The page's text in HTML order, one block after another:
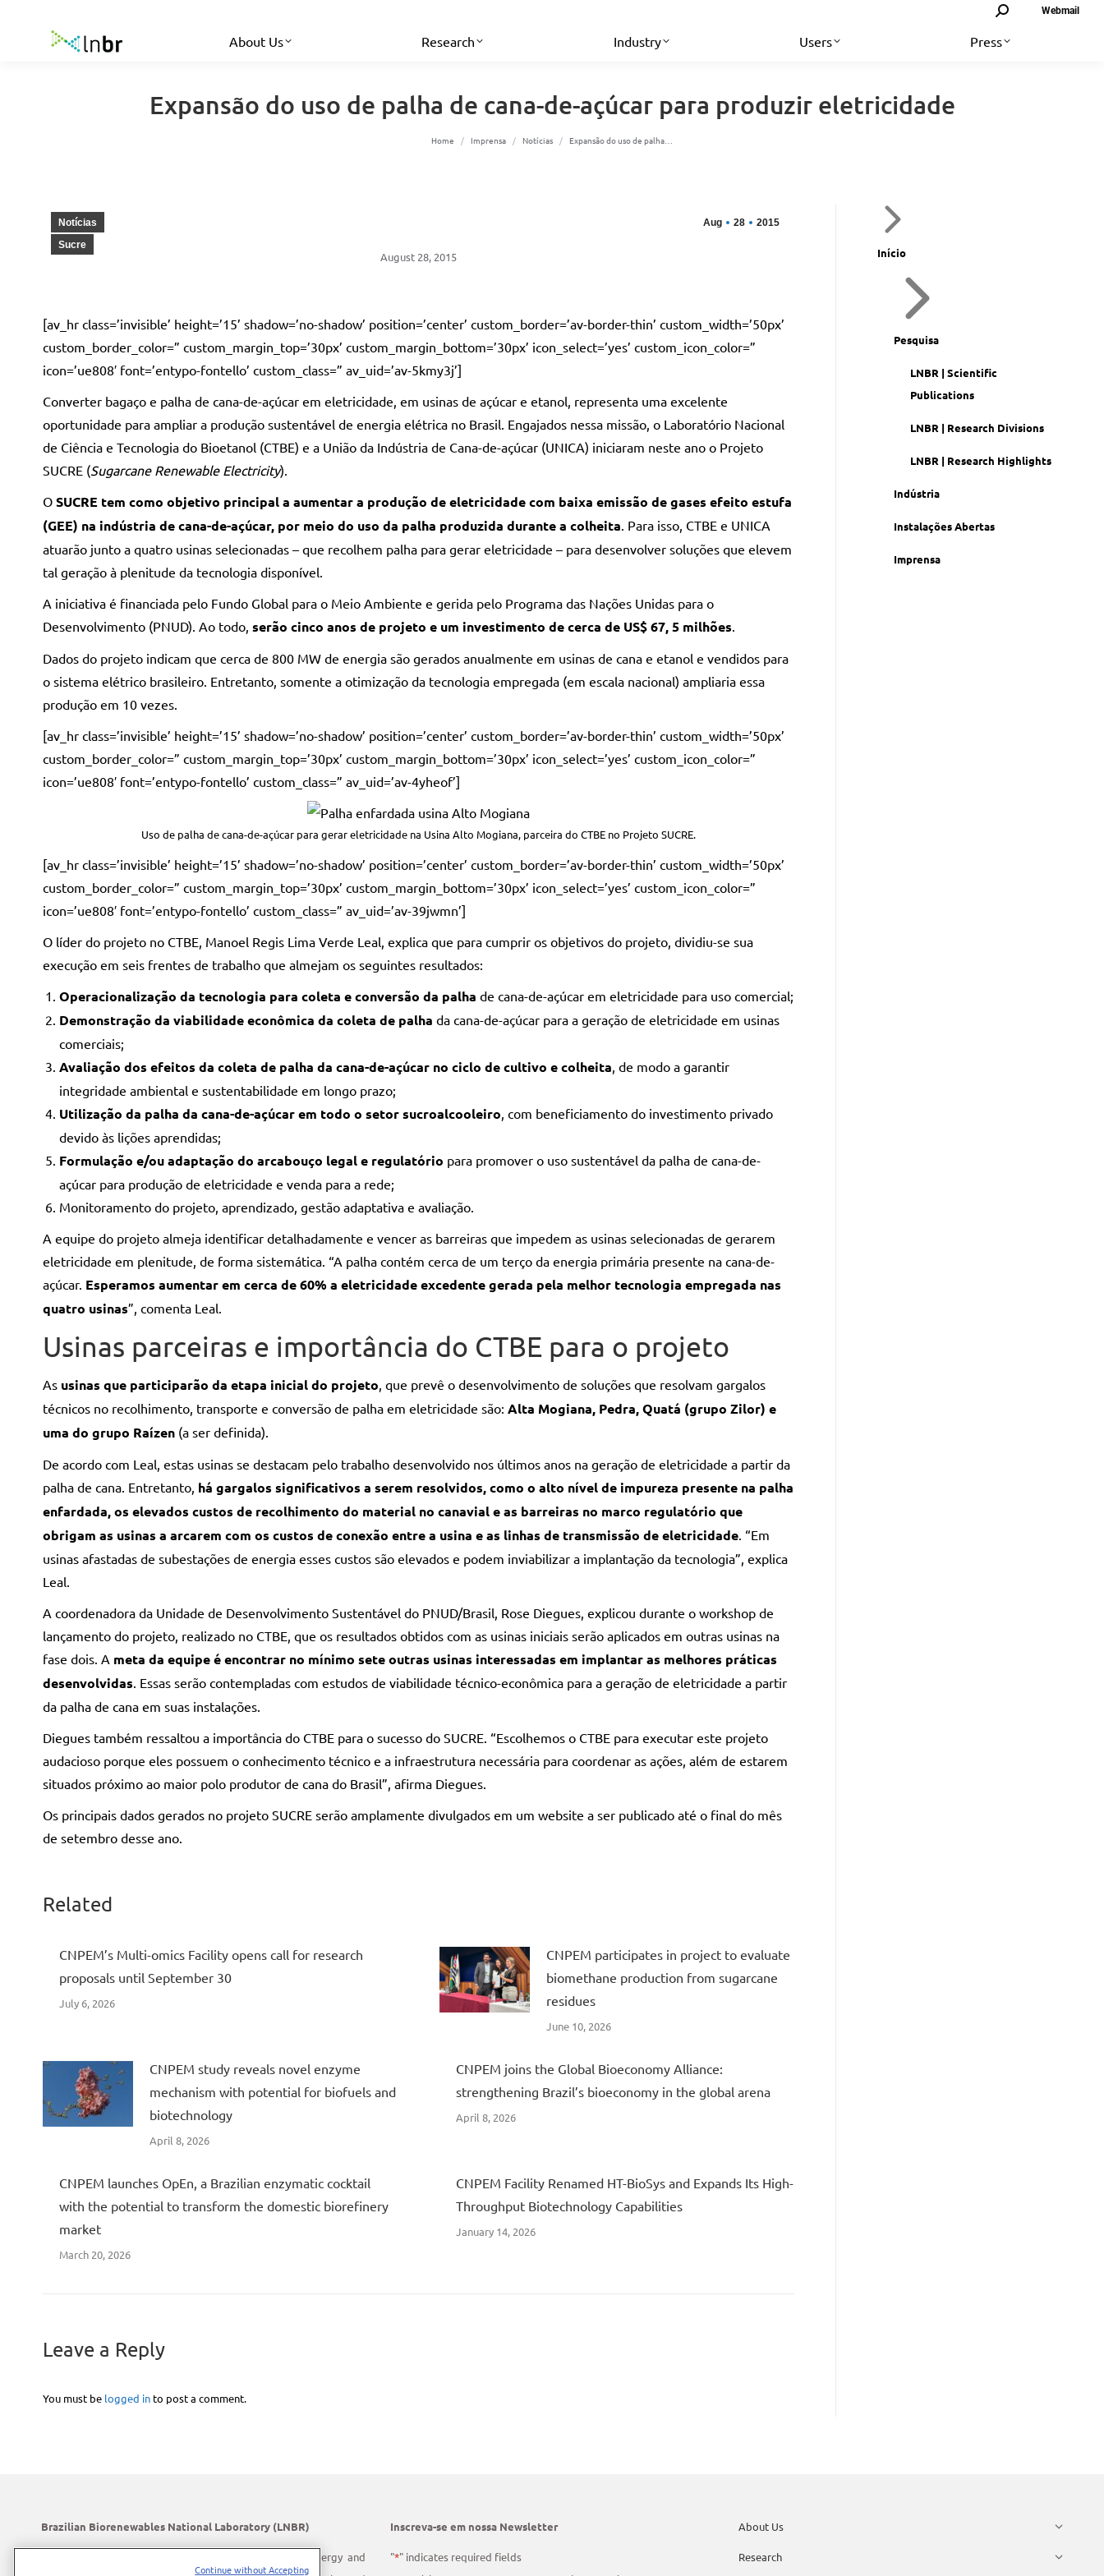
Search: Webmail
About Us Research Industry Users Press
Expansão do uso de palha de cana-de-açúcar para produzir eletricidade
You are here:
Home Imprensa Notícias Expansão do uso de palha…
Aug 28 2015
Notícias
Sucre
August 28, 2015
[av_hr class=’invisible’ height=’15’ shadow=’no-shadow’ position=’center’ custom_border=’av-border-thin’ custom_width=’50px’
custom_border_color=” custom_margin_top=’30px’ custom_margin_bottom=’30px’ icon_select=’yes’ custom_icon_color=”
icon=’ue808′ font=’entypo-fontello’ custom_class=” av_uid=’av-5kmy3j’]
Converter bagaço e palha de cana-de-açúcar em eletricidade, em usinas de açúcar e etanol, representa uma excelente
oportunidade para ampliar a produção sustentável de energia elétrica no Brasil. Engajados nessa missão, o Laboratório Nacional
de Ciência e Tecnologia do Bioetanol (CTBE) e a União da Indústria de Cana-de-açúcar (UNICA) iniciaram neste ano o Projeto
SUCRE (Sugarcane Renewable Electricity).
O SUCRE tem como objetivo principal a aumentar a produção de eletricidade com baixa emissão de gases efeito estufa
(GEE) na indústria de cana-de-açúcar, por meio do uso da palha produzida durante a colheita. Para isso, CTBE e UNICA
atuarão junto a quatro usinas selecionadas – que recolhem palha para gerar eletricidade – para desenvolver soluções que elevem
tal geração à plenitude da tecnologia disponível.
A iniciativa é financiada pelo Fundo Global para o Meio Ambiente e gerida pelo Programa das Nações Unidas para o
Desenvolvimento (PNUD). Ao todo, serão cinco anos de projeto e um investimento de cerca de US$ 67, 5 milhões.
Dados do projeto indicam que cerca de 800 MW de energia são gerados anualmente em usinas de cana e etanol e vendidos para
o sistema elétrico brasileiro. Entretanto, somente a otimização da tecnologia empregada (em escala nacional) ampliaria essa
produção em 10 vezes.
[av_hr class=’invisible’ height=’15’ shadow=’no-shadow’ position=’center’ custom_border=’av-border-thin’ custom_width=’50px’
custom_border_color=” custom_margin_top=’30px’ custom_margin_bottom=’30px’ icon_select=’yes’ custom_icon_color=”
icon=’ue808′ font=’entypo-fontello’ custom_class=” av_uid=’av-4yheof’]
Uso de palha de cana-de-açúcar para gerar eletricidade na Usina Alto Mogiana, parceira do CTBE no Projeto SUCRE.
[av_hr class=’invisible’ height=’15’ shadow=’no-shadow’ position=’center’ custom_border=’av-border-thin’ custom_width=’50px’
custom_border_color=” custom_margin_top=’30px’ custom_margin_bottom=’30px’ icon_select=’yes’ custom_icon_color=”
icon=’ue808′ font=’entypo-fontello’ custom_class=” av_uid=’av-39jwmn’]
O líder do projeto no CTBE, Manoel Regis Lima Verde Leal, explica que para cumprir os objetivos do projeto, dividiu-se sua
execução em seis frentes de trabalho que almejam os seguintes resultados:
Operacionalização da tecnologia para coleta e conversão da palha de cana-de-açúcar em eletricidade para uso comercial;
Demonstração da viabilidade econômica da coleta de palha da cana-de-açúcar para a geração de eletricidade em usinas
comerciais;
Avaliação dos efeitos da coleta de palha da cana-de-açúcar no ciclo de cultivo e colheita, de modo a garantir
integridade ambiental e sustentabilidade em longo prazo;
Utilização da palha da cana-de-açúcar em todo o setor sucroalcooleiro, com beneficiamento do investimento privado
devido às lições aprendidas;
Formulação e/ou adaptação do arcabouço legal e regulatório para promover o uso sustentável da palha de cana-de-
açúcar para produção de eletricidade e venda para a rede;
Monitoramento do projeto, aprendizado, gestão adaptativa e avaliação.
A equipe do projeto almeja identificar detalhadamente e vencer as barreiras que impedem as usinas selecionadas de gerarem
eletricidade em plenitude, de forma sistemática. “A palha contém cerca de um terço da energia primária presente na cana-de-
açúcar. Esperamos aumentar em cerca de 60% a eletricidade excedente gerada pela melhor tecnologia empregada nas
quatro usinas”, comenta Leal.
Usinas parceiras e importância do CTBE para o projeto
As usinas que participarão da etapa inicial do projeto, que prevê o desenvolvimento de soluções que resolvam gargalos
técnicos no recolhimento, transporte e conversão de palha em eletricidade são: Alta Mogiana, Pedra, Quatá (grupo Zilor) e
uma do grupo Raízen (a ser definida).
De acordo com Leal, estas usinas se destacam pelo trabalho desenvolvido nos últimos anos na geração de eletricidade a partir da
palha de cana. Entretanto, há gargalos significativos a serem resolvidos, como o alto nível de impureza presente na palha
enfardada, os elevados custos de recolhimento do material no canavial e as barreiras no marco regulatório que
obrigam as usinas a arcarem com os custos de conexão entre a usina e as linhas de transmissão de eletricidade. “Em
usinas afastadas de subestações de energia esses custos são elevados e podem inviabilizar a implantação da tecnologia”, explica
Leal.
A coordenadora da Unidade de Desenvolvimento Sustentável do PNUD/Brasil, Rose Diegues, explicou durante o workshop de
lançamento do projeto, realizado no CTBE, que os resultados obtidos com as usinas iniciais serão aplicados em outras usinas na
fase dois. A meta da equipe é encontrar no mínimo sete outras usinas interessadas em implantar as melhores práticas
desenvolvidas. Essas serão contempladas com estudos de viabilidade técnico-econômica para a geração de eletricidade a partir
da palha de cana em suas instalações.
Diegues também ressaltou a importância do CTBE para o sucesso do SUCRE. “Escolhemos o CTBE para executar este projeto
audacioso porque eles possuem o conhecimento técnico e a infraestrutura necessária para coordenar as ações, além de estarem
situados próximo ao maior polo produtor de cana do Brasil”, afirma Diegues.
Os principais dados gerados no projeto SUCRE serão amplamente divulgados em um website a ser publicado até o final do mês
de setembro desse ano.
Related
CNPEM’s Multi-omics Facility opens call for research
proposals until September 30
July 6, 2026
CNPEM participates in project to evaluate
biomethane production from sugarcane
residues
June 10, 2026
CNPEM study reveals novel enzyme
mechanism with potential for biofuels and
biotechnology
April 8, 2026
CNPEM joins the Global Bioeconomy Alliance:
strengthening Brazil’s bioeconomy in the global arena
April 8, 2026
CNPEM launches OpEn, a Brazilian enzymatic cocktail
with the potential to transform the domestic biorefinery
market
March 20, 2026
CNPEM Facility Renamed HT-BioSys and Expands Its High-
Throughput Biotechnology Capabilities
January 14, 2026
Leave a Reply
You must be logged in to post a comment.
Início
Pesquisa
LNBR | Scientific
Publications
LNBR | Research Divisions
LNBR | Research Highlights
Indústria
Instalações Abertas
Imprensa
Brazilian Biorenewables National Laboratory (LNBR)
LNBR is part of the Brazilian Center for Research in Energy and
Inscreva-se em nossa Newsletter
"*" indicates required fields
About Us
Research
Continue without Accepting